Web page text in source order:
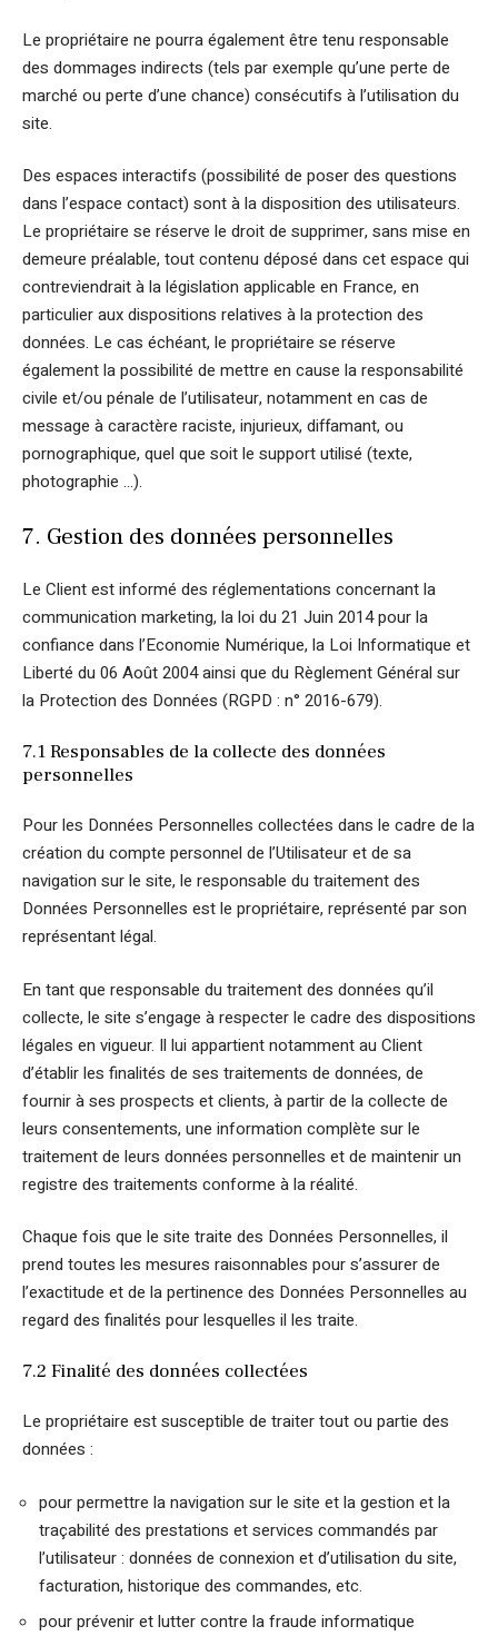
Le propriétaire ne pourra également être tenu responsable
des dommages indirects (tels par exemple qu’une perte de
marché ou perte d’une chance) consécutifs à l’utilisation du
site.
Des espaces interactifs (possibilité de poser des questions
dans l’espace contact) sont à la disposition des utilisateurs.
Le propriétaire se réserve le droit de supprimer, sans mise en
demeure préalable, tout contenu déposé dans cet espace qui
contreviendrait à la législation applicable en France, en
particulier aux dispositions relatives à la protection des
données. Le cas échéant, le propriétaire se réserve
également la possibilité de mettre en cause la responsabilité
civile et/ou pénale de l’utilisateur, notamment en cas de
message à caractère raciste, injurieux, diffamant, ou
pornographique, quel que soit le support utilisé (texte,
photographie …).
7. Gestion des données personnelles
Le Client est informé des réglementations concernant la
communication marketing, la loi du 21 Juin 2014 pour la
confiance dans l’Economie Numérique, la Loi Informatique et
Liberté du 06 Août 2004 ainsi que du Règlement Général sur
la Protection des Données (RGPD : n° 2016-679).
7.1 Responsables de la collecte des données
personnelles
Pour les Données Personnelles collectées dans le cadre de la
création du compte personnel de l’Utilisateur et de sa
navigation sur le site, le responsable du traitement des
Données Personnelles est le propriétaire, représenté par son
représentant légal.
En tant que responsable du traitement des données qu’il
collecte, le site s’engage à respecter le cadre des dispositions
légales en vigueur. Il lui appartient notamment au Client
d’établir les finalités de ses traitements de données, de
fournir à ses prospects et clients, à partir de la collecte de
leurs consentements, une information complète sur le
traitement de leurs données personnelles et de maintenir un
registre des traitements conforme à la réalité.
Chaque fois que le site traite des Données Personnelles, il
prend toutes les mesures raisonnables pour s’assurer de
l’exactitude et de la pertinence des Données Personnelles au
regard des finalités pour lesquelles il les traite.
7.2 Finalité des données collectées
Le propriétaire est susceptible de traiter tout ou partie des
données :
pour permettre la navigation sur le site et la gestion et la
traçabilité des prestations et services commandés par
l’utilisateur : données de connexion et d’utilisation du site,
facturation, historique des commandes, etc.
pour prévenir et lutter contre la fraude informatique